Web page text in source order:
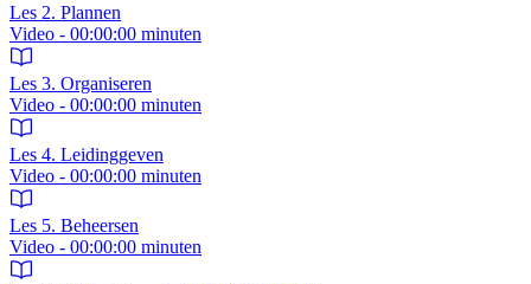
Les 2. Plannen
Video - 00:00:00 minuten
Les 3. Organiseren
Video - 00:00:00 minuten
Les 4. Leidinggeven
Video - 00:00:00 minuten
Les 5. Beheersen
Video - 00:00:00 minuten